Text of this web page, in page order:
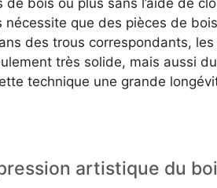
nécessite que des pièces de
des trous correspondants,
très solide, mais aussi
technique une grande
artistique du